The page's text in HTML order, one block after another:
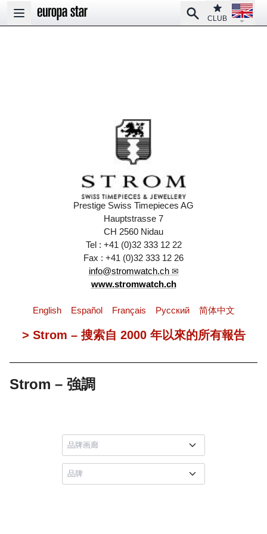
Open main menu
SearchClub
CLUB
Open
Prestige Swiss Timepieces AG
Hauptstrasse 7
CH 2560 Nidau
Tel : +41 (0)32 333 12 22
Fax : +41 (0)32 333 12 26
info@stromwatch.ch
www.stromwatch.ch
English Español Français Pусский 简体中文
> Strom – 搜索自 2000 年以來的所有報告
Strom – 強調